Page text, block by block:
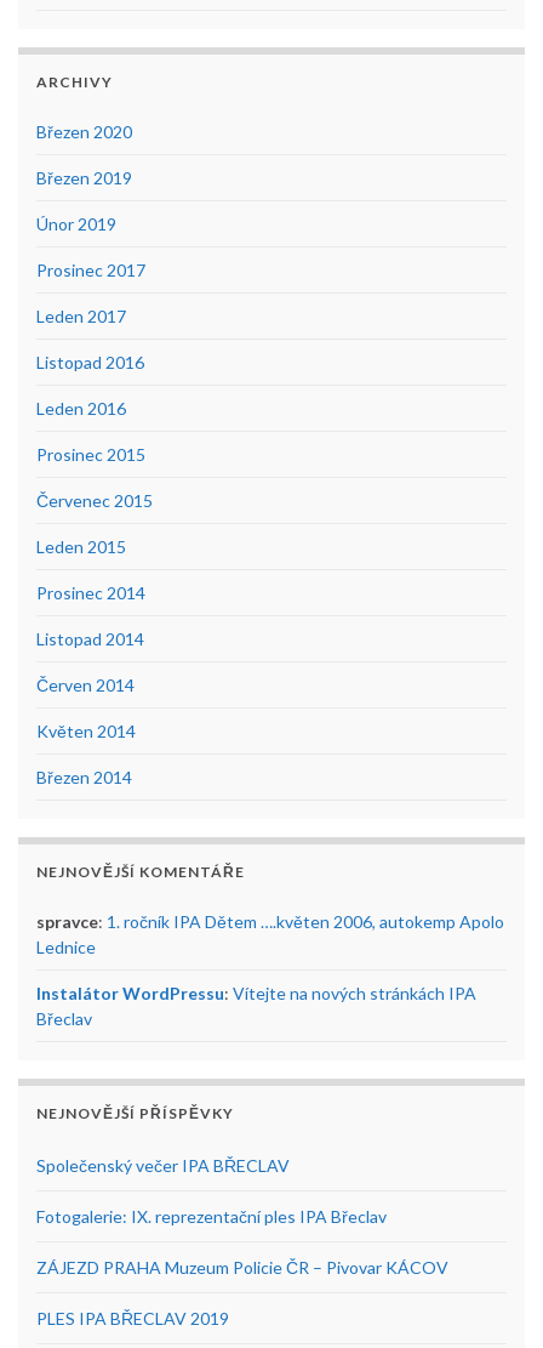
ARCHIVY
Březen 2020
Březen 2019
Únor 2019
Prosinec 2017
Leden 2017
Listopad 2016
Leden 2016
Prosinec 2015
Červenec 2015
Leden 2015
Prosinec 2014
Listopad 2014
Červen 2014
Květen 2014
Březen 2014
NEJNOVĚJŠÍ KOMENTÁŘE
spravce: 1. ročník IPA Dětem ….květen 2006, autokemp Apolo
Lednice
Instalátor WordPressu: Vítejte na nových stránkách IPA
Břeclav
NEJNOVĚJŠÍ PŘÍSPĚVKY
Společenský večer IPA BŘECLAV
Fotogalerie: IX. reprezentační ples IPA Břeclav
ZÁJEZD PRAHA Muzeum Policie ČR – Pivovar KÁCOV
PLES IPA BŘECLAV 2019